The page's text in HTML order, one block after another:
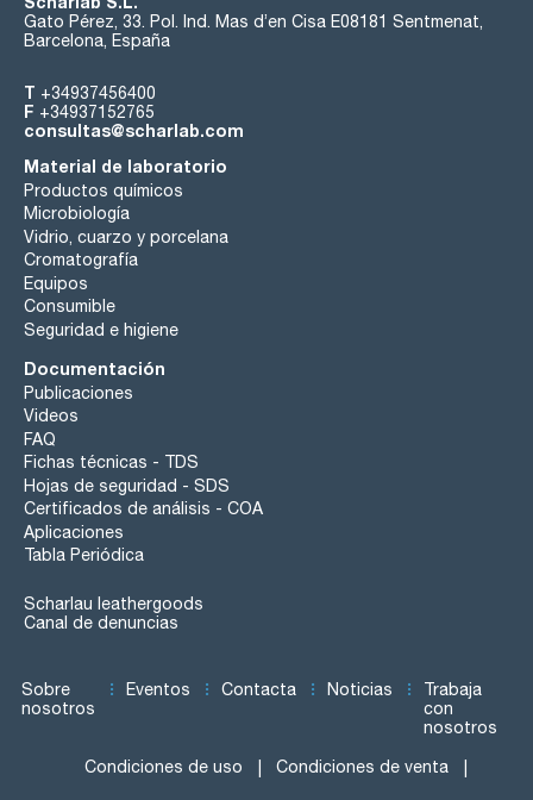
Gato Pérez, 33. Pol. Ind. Mas d’en Cisa E08181 Sentmenat,
Barcelona, España
T +34937456400
F +34937152765
consultas@scharlab.com
Material de laboratorio
Productos químicos
Microbiología
Vidrio, cuarzo y porcelana
Cromatografía
Equipos
Consumible
Seguridad e higiene
Documentación
Publicaciones
Videos
FAQ
Fichas técnicas - TDS
Hojas de seguridad - SDS
Certificados de análisis - COA
Aplicaciones
Tabla Periódica
Scharlau leathergoods
Canal de denuncias
Sobre
nosotros
Eventos Contacta Noticias
Trabaja
con
nosotros
Condiciones de uso Condiciones de venta